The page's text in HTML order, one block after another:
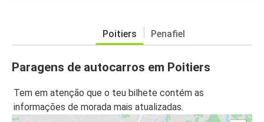
Poitiers Penafiel
Paragens de autocarros em Poitiers
Tem em atenção que o teu bilhete contém as
informações de morada mais atualizadas.